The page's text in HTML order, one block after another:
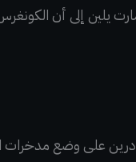
إلى أن
قادرين على وضع